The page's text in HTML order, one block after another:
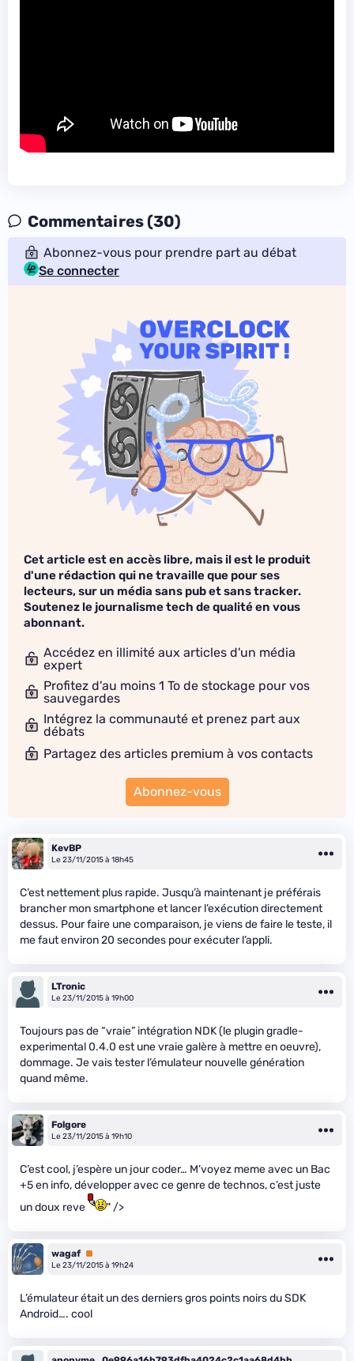
Commentaires (30)
Abonnez-vous pour prendre part au débat
Se connecter
Cet article est en accès libre, mais il est le produit
d'une rédaction qui ne travaille que pour ses
lecteurs, sur un média sans pub et sans tracker.
Soutenez le journalisme tech de qualité en vous
abonnant.
Accédez en illimité aux articles d'un média
expert
Profitez d'au moins 1 To de stockage pour vos
sauvegardes
Intégrez la communauté et prenez part aux
débats
Partagez des articles premium à vos contacts
Abonnez-vous
KevBP
Le 23/11/2015 à 18h45
C’est nettement plus rapide. Jusqu’à maintenant je préférais
brancher mon smartphone et lancer l’exécution directement
dessus. Pour faire une comparaison, je viens de faire le teste, il
me faut environ 20 secondes pour exécuter l’appli.
LTronic
Le 23/11/2015 à 19h00
Toujours pas de “vraie” intégration NDK (le plugin gradle-
experimental 0.4.0 est une vraie galère à mettre en oeuvre),
dommage. Je vais tester l’émulateur nouvelle génération
quand même.
Folgore
Le 23/11/2015 à 19h10
C’est cool, j’espère un jour coder… M’voyez meme avec un Bac
+5 en info, développer avec ce genre de technos, c’est juste
un doux reve
" />
wagaf Premium
Le 23/11/2015 à 19h24
L’émulateur était un des derniers gros points noirs du SDK
Android…. cool